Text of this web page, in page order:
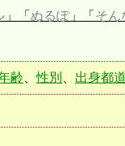
」「 ぬるぽ」「 そん
齢 、性別 出身都